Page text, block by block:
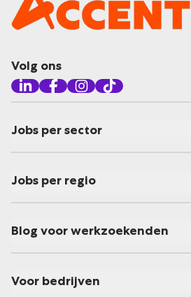
Volg ons
Jobs per sector
Jobs per regio
Blog voor werkzoekenden
Voor bedrijven